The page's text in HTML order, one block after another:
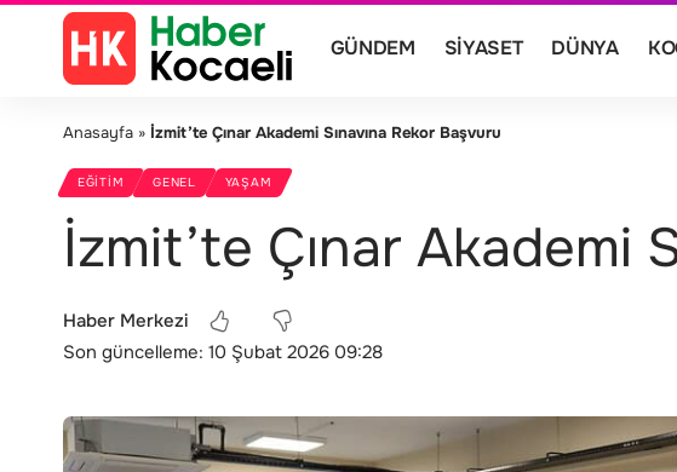
GÜNDEM SIYASET DÜNYA
Anasayfa » İzmit’te Çınar Akademi Sınavına Rekor Başvuru
EĞITIM GENEL YAŞAM
İzmit’te Çınar Akademi
Son güncelleme: 10 Şubat 2026 09:28
Haber Merkezi